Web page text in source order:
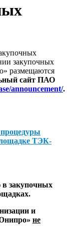
закупочных
размещаются
сайт ПАО
announcement/.
ТЭК-
в закупочных
и
не